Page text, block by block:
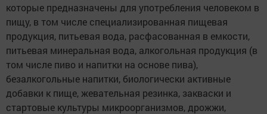
которые предназначены для употребления человеком в
пищу, в том числе специализированная пищевая
продукция, питьевая вода, расфасованная в емкости,
питьевая минеральная вода, алкогольная продукция (в
том числе пиво и напитки на основе пива),
безалкогольные напитки, биологически активные
добавки к пище, жевательная резинка, закваски и
стартовые культуры микроорганизмов, дрожжи,